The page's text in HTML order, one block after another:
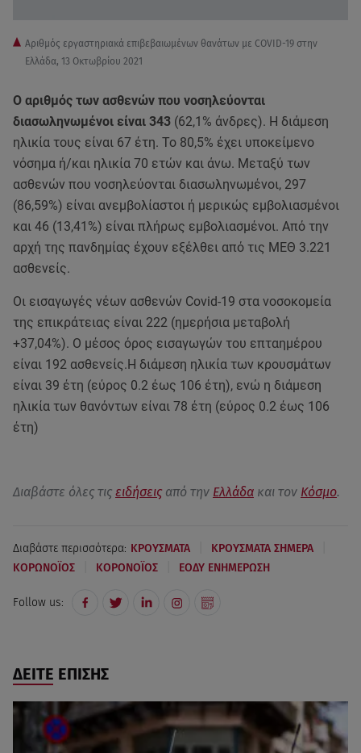
Aριθμός εργαστηριακά επιβεβαιωμένων θανάτων με COVID-19 στην
Ελλάδα, 13 Οκτωβρίου 2021
Ο αριθμός των ασθενών που νοσηλεύονται
διασωληνωμένοι είναι 343 (62,1% άνδρες). Η διάμεση
ηλικία τους είναι 67 έτη. To 80,5% έχει υποκείμενο
νόσημα ή/και ηλικία 70 ετών και άνω. Μεταξύ των
ασθενών που νοσηλεύονται διασωληνωμένοι, 297
(86,59%) είναι ανεμβολίαστοι ή μερικώς εμβολιασμένοι
και 46 (13,41%) είναι πλήρως εμβολιασμένοι. Από την
αρχή της πανδημίας έχουν εξέλθει από τις ΜΕΘ 3.221
ασθενείς.
Οι εισαγωγές νέων ασθενών Covid-19 στα νοσοκομεία
της επικράτειας είναι 222 (ημερήσια μεταβολή
+37,04%). Ο μέσος όρος εισαγωγών του επταημέρου
είναι 192 ασθενείς.Η διάμεση ηλικία των κρουσμάτων
είναι 39 έτη (εύρος 0.2 έως 106 έτη), ενώ η διάμεση
ηλικία των θανόντων είναι 78 έτη (εύρος 0.2 έως 106
έτη)
Διαβάστε όλες τις ειδήσεις από την Ελλάδα και τον Κόσμο.
Διαβάστε περισσότερα: ΚΡΟΥΣΜΑΤΑ ΚΡΟΥΣΜΑΤΑ ΣΗΜΕΡΑ
ΚΟΡΩΝΟΪΟΣ ΚΟΡΟΝΟΪΟΣ ΕΟΔΥ ΕΝΗΜΕΡΩΣΗ
Follow us:
ΔΕΙΤΕ ΕΠΙΣΗΣ